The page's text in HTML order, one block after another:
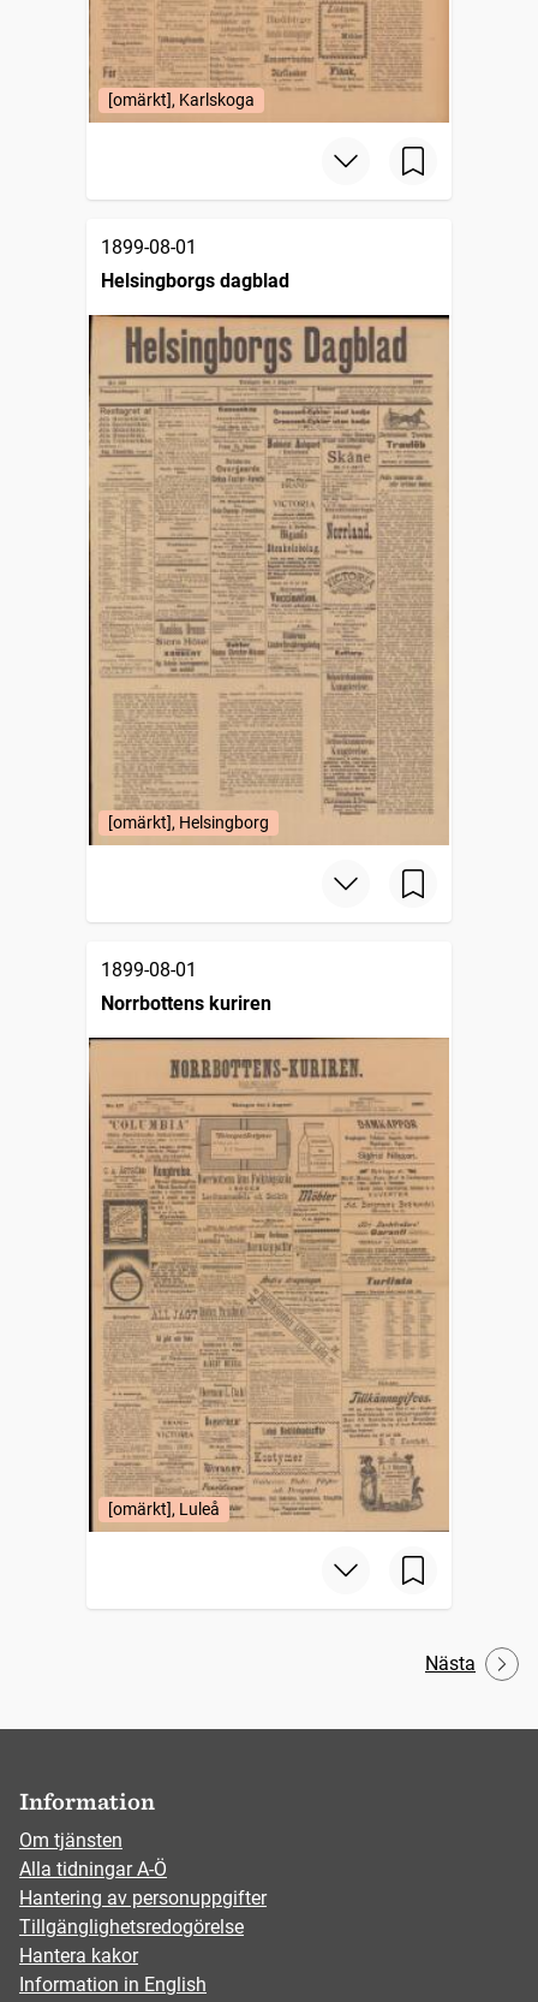
[omärkt], Karlskoga
1899-08-01
Helsingborgs dagblad
[omärkt], Helsingborg
1899-08-01
Norrbottens kuriren
[omärkt], Luleå
Nästa
Information
Om tjänsten
Alla tidningar A-Ö
Hantering av personuppgifter
Tillgänglighetsredogörelse
Hantera kakor
Information in English